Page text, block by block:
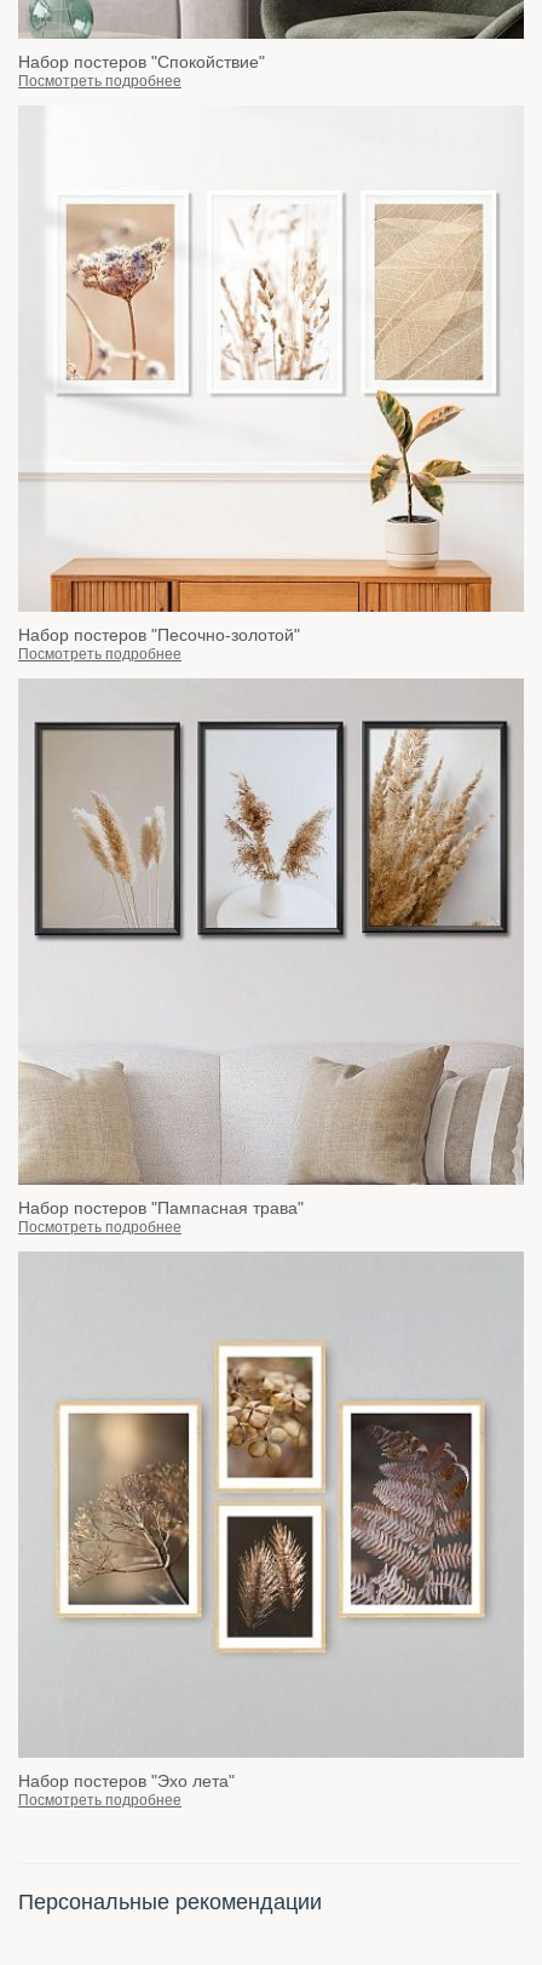
Набор постеров "Спокойствие"
Посмотреть подробнее
Набор постеров "Песочно-золотой"
Посмотреть подробнее
Набор постеров "Пампасная трава"
Посмотреть подробнее
Набор постеров "Эхо лета"
Посмотреть подробнее
Персональные рекомендации